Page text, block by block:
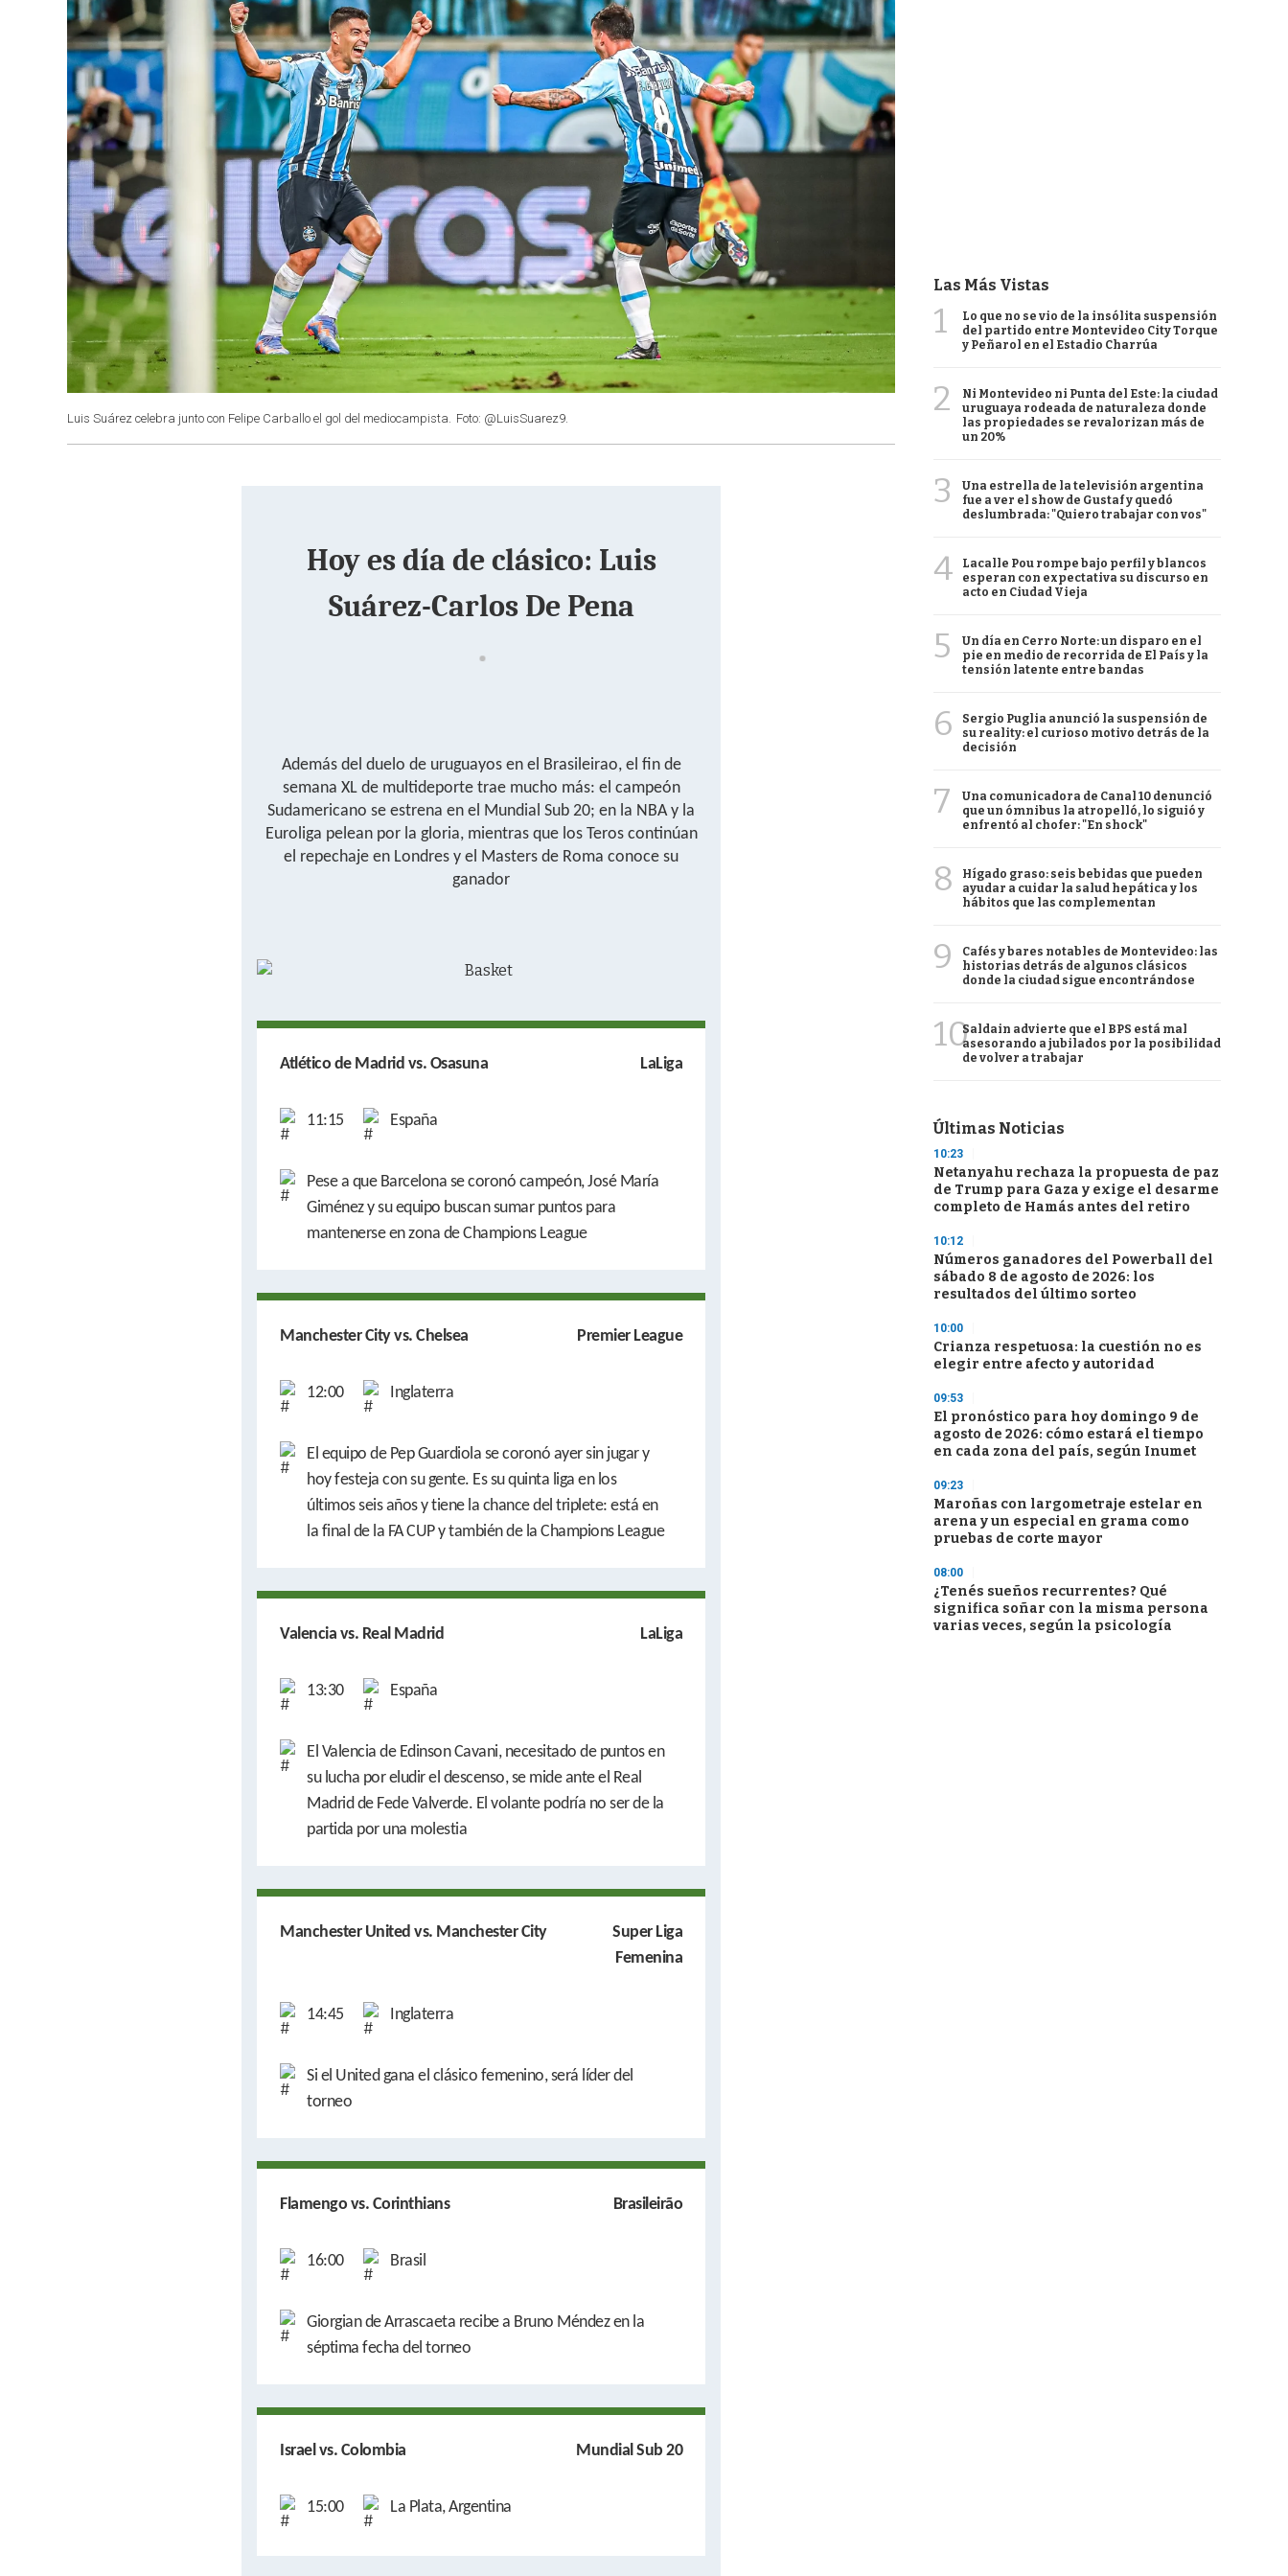
Luis Suárez celebra junto con Felipe Carballo el gol del mediocampista. Foto: @LuisSuarez9.
Hoy es día de clásico: Luis
Suárez-Carlos De Pena
Además del duelo de uruguayos en el Brasileirao, el fin de
semana XL de multideporte trae mucho más: el campeón
Sudamericano se estrena en el Mundial Sub 20; en la NBA y la
Euroliga pelean por la gloria, mientras que los Teros continúan
el repechaje en Londres y el Masters de Roma conoce su
ganador
Atlético de Madrid vs. Osasuna LaLiga
11:15 España
Pese a que Barcelona se coronó campeón, José María
Giménez y su equipo buscan sumar puntos para
mantenerse en zona de Champions League
Manchester City vs. Chelsea Premier League
12:00 Inglaterra
El equipo de Pep Guardiola se coronó ayer sin jugar y
hoy festeja con su gente. Es su quinta liga en los
últimos seis años y tiene la chance del triplete: está en
la final de la FA CUP y también de la Champions League
Valencia vs. Real Madrid LaLiga
13:30 España
El Valencia de Edinson Cavani, necesitado de puntos en
su lucha por eludir el descenso, se mide ante el Real
Madrid de Fede Valverde. El volante podría no ser de la
partida por una molestia
Manchester United vs. Manchester City
Super Liga
Femenina
14:45 Inglaterra
Si el United gana el clásico femenino, será líder del
torneo
Flamengo vs. Corinthians Brasileirão
16:00 Brasil
Giorgian de Arrascaeta recibe a Bruno Méndez en la
séptima fecha del torneo
Israel vs. Colombia Mundial Sub 20
15:00 La Plata, Argentina
Las Más Vistas
1
Lo que no se vio de la insólita suspensión
del partido entre Montevideo City Torque
y Peñarol en el Estadio Charrúa
2
Ni Montevideo ni Punta del Este: la ciudad
uruguaya rodeada de naturaleza donde
las propiedades se revalorizan más de
un 20%
3
Una estrella de la televisión argentina
fue a ver el show de Gustaf y quedó
deslumbrada: "Quiero trabajar con vos"
4
Lacalle Pou rompe bajo perfil y blancos
esperan con expectativa su discurso en
acto en Ciudad Vieja
5
Un día en Cerro Norte: un disparo en el
pie en medio de recorrida de El País y la
tensión latente entre bandas
6
Sergio Puglia anunció la suspensión de
su reality: el curioso motivo detrás de la
decisión
7
Una comunicadora de Canal 10 denunció
que un ómnibus la atropelló, lo siguió y
enfrentó al chofer: "En shock"
8
Hígado graso: seis bebidas que pueden
ayudar a cuidar la salud hepática y los
hábitos que las complementan
9
Cafés y bares notables de Montevideo: las
historias detrás de algunos clásicos
donde la ciudad sigue encontrándose
10Saldain advierte que el BPS está mal
asesorando a jubilados por la posibilidad
de volver a trabajar
Últimas Noticias
10:23
Netanyahu rechaza la propuesta de paz
de Trump para Gaza y exige el desarme
completo de Hamás antes del retiro
10:12
Números ganadores del Powerball del
sábado 8 de agosto de 2026: los
resultados del último sorteo
10:00
Crianza respetuosa: la cuestión no es
elegir entre afecto y autoridad
09:53
El pronóstico para hoy domingo 9 de
agosto de 2026: cómo estará el tiempo
en cada zona del país, según Inumet
09:23
Maroñas con largometraje estelar en
arena y un especial en grama como
pruebas de corte mayor
08:00
¿Tenés sueños recurrentes? Qué
significa soñar con la misma persona
varias veces, según la psicología